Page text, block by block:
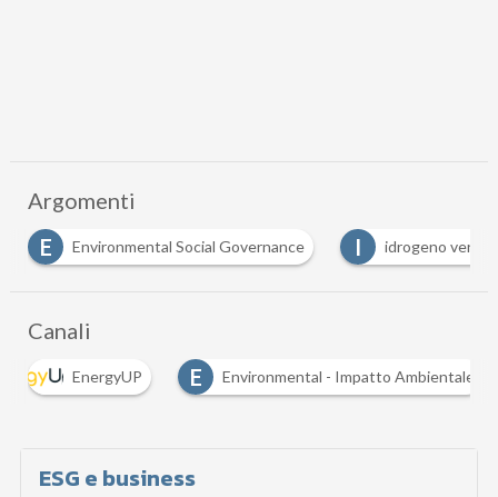
Argomenti
I
idrogeno verde S sostenibilità S Sviluppo
Canali
E
Environmental - Impatto Ambientale S Sostenibilità
ESG e business